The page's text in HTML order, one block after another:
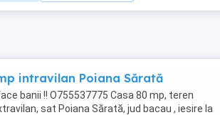
intravilan Poiana Sărată
banii !! O755537775 Casa 80 mp, teren
sat Poiana Sărată, jud bacau , iesire la